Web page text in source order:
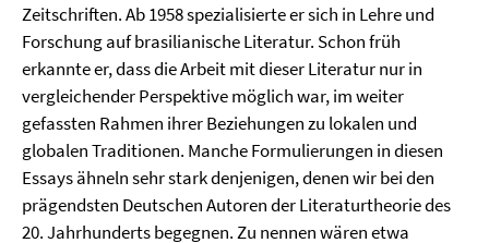
Zeitschriften. Ab 1958 spezialisierte er sich in Lehre und
Forschung auf brasilianische Literatur. Schon früh
erkannte er, dass die Arbeit mit dieser Literatur nur in
vergleichender Perspektive möglich war, im weiter
gefassten Rahmen ihrer Beziehungen zu lokalen und
globalen Traditionen. Manche Formulierungen in diesen
Essays ähneln sehr stark denjenigen, denen wir bei den
prägendsten Deutschen Autoren der Literaturtheorie des
20. Jahrhunderts begegnen. Zu nennen wären etwa